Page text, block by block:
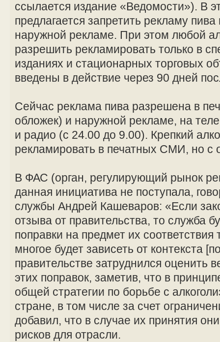
ссылается издание «Ведомости»). В
предлагается запретить рекламу
наружной рекламе. При этом любой
разрешить рекламировать только в
изданиях и стационарных торговых
введены в действие через 90 дней
Сейчас реклама пива разрешена в
обложек) и наружной рекламе, на
и радио (с 24.00 до 9.00). Крепкий
рекламировать в печатных СМИ, но с
В ФАС (орган, регулирующий рынок
данная инициатива не поступала,
службы Андрей Кашеваров: «Если
отзыва от правительства, то служба
поправки на предмет их
многое будет зависеть от контекста
правительстве затруднился оценить
этих поправок, заметив, что в
общей стратегии по борьбе с
стране, в том числе за счет
добавил, что в случае их принятия
рисков для отрасли.